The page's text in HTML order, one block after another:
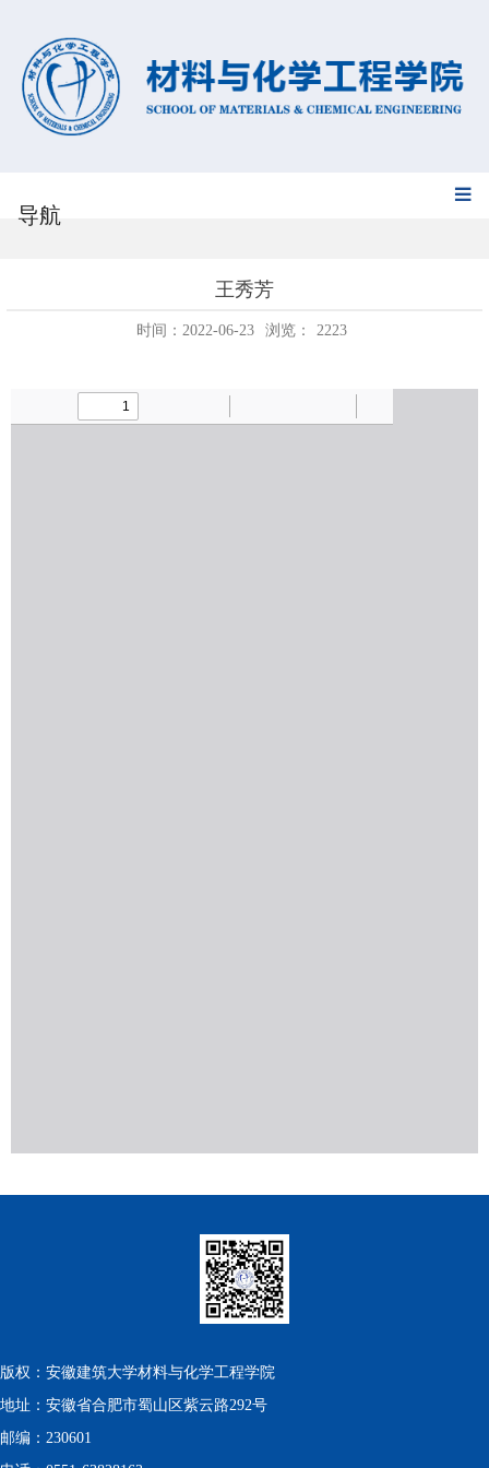
导航
王秀芳
时间：2022-06-23 浏览： 2223
版权：安徽建筑大学材料与化学工程学院
地址：安徽省合肥市蜀山区紫云路292号
邮编：230601